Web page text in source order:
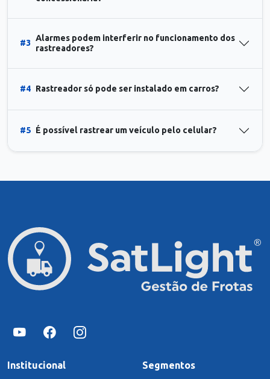
#3
Alarmes podem interferir no funcionamento dos
rastreadores?
#4 Rastreador só pode ser instalado em carros?
#5 É possível rastrear um veículo pelo celular?
Institucional Segmentos